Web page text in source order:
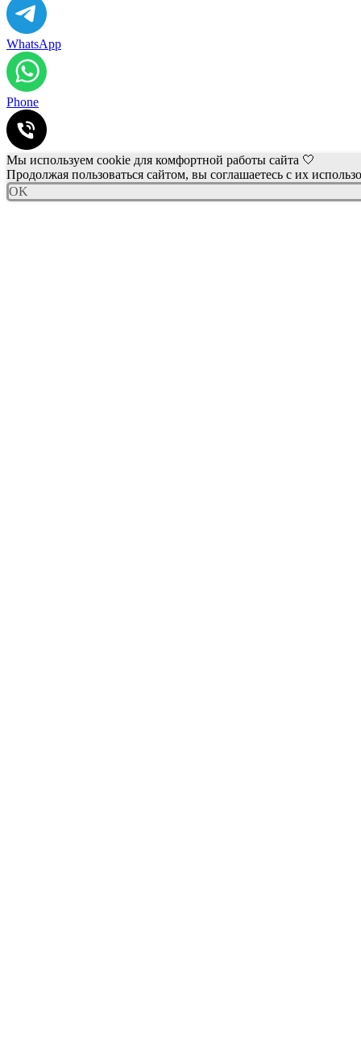
WhatsApp
Phone
Мы используем cookie для комфортной работы сайта 🤍
Продолжая пользоваться сайтом, вы соглашаетесь с их
OK